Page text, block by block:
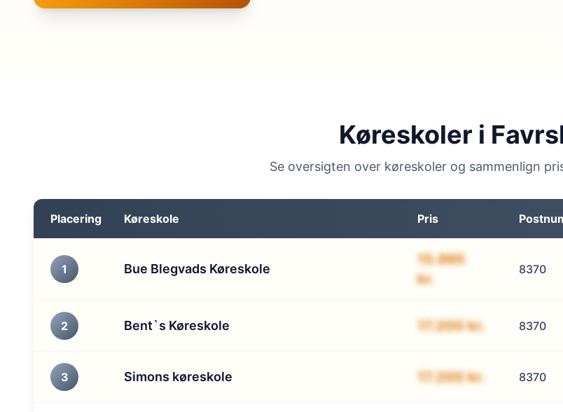
Køreskoler i
Se oversigten over køreskoler og sammenlign
Placering Køreskole Pris
1 Bue Blegvads Køreskole
15.995
kr.
8370
2 Bent`s Køreskole 17.200 kr. 8370
3 Simons køreskole 17.200 kr. 8370